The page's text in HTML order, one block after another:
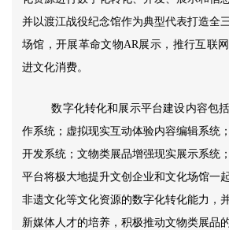
并以渡江战役纪念馆作为典型代表打造全
场馆，开展革命文物AR展示，推行互联
进文化消费。
数字化转化和展示平台建设内容包
作系统；虚拟现实互动体验内容编辑系统；
开发系统； 文物类展品增强现实展示系统
平台将极大地提升文创企业和文化场馆一
非遗文化等文化资源的数字化转化能力，
新媒体人才的培养，积极推动文物类展品